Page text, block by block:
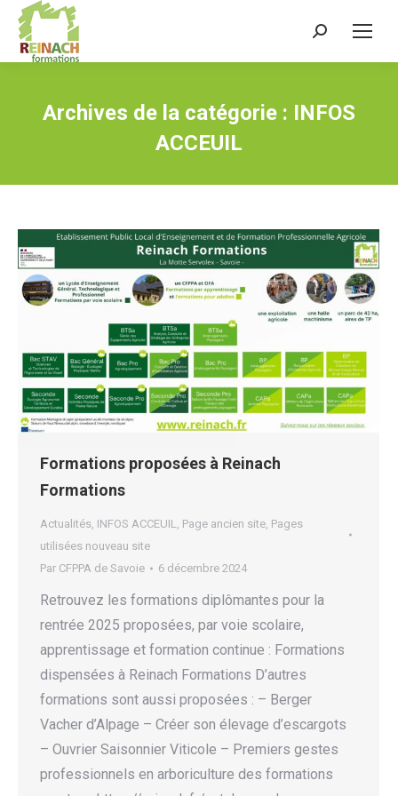
Recherche
:
Archives de la catégorie : INFOS
ACCEUIL
Formations proposées à Reinach
Formations
Actualités, INFOS ACCEUIL, Page ancien site, Pages
utilisées nouveau site
Par CFPPA de Savoie 6 décembre 2024
Retrouvez les formations diplômantes pour la
rentrée 2025 proposées, par voie scolaire,
apprentissage et formation continue : Formations
dispensées à Reinach Formations D’autres
formations sont aussi proposées : – Berger
Vacher d’Alpage – Créer son élevage d’escargots
– Ouvrier Saisonnier Viticole – Premiers gestes
professionnels en arboriculture des formations